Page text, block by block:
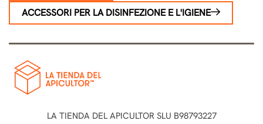
ACCESSORI PER LA DISINFEZIONE E L'IGIENE
LA TIENDA DEL APICULTOR SLU B98793227